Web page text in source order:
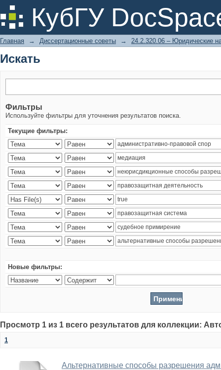
КубГУ
Искать
Главная → Диссертационные советы → 24.2.320.06 – Юридические
Искать
Фильтры
Используйте фильтры для уточнения результатов поиска.
Текущие фильтры:
Новые фильтры:
Просмотр 1 из 1 всего результатов для коллекции:
1
Альтернативные способы разрешения